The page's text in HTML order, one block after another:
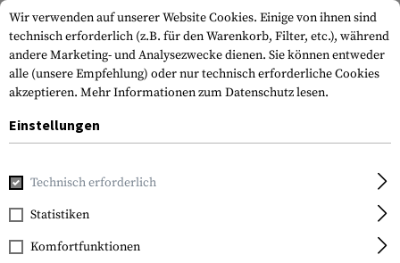
Home Real Action
FILTER
Wir verwenden auf unserer Website Cookies. Einige von ihnen sind
technisch erforderlich (z.B. für den Warenkorb, Filter, etc.), während
andere Marketing- und Analysezwecke dienen. Sie können entweder
alle (unsere Empfehlung) oder nur technisch erforderliche Cookies
akzeptieren. Mehr Informationen zum Datenschutz lesen.
Einstellungen
Technisch erforderlich
Statistiken
Komfortfunktionen